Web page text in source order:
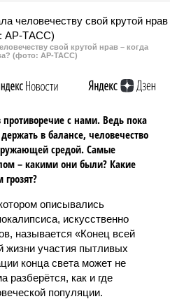
свой крутой нрав – когда
(фото: АР-ТАСС)
противоречие с нами. Ведь пока
в балансе, человечество
средой. Самые
– какими они были? Какие
описывались
искусственно
называется «Конец всей
жизни участия пытливых
конца света может не
разберётся, как и где
популяции.